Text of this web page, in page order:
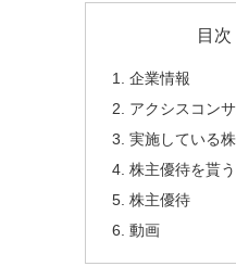
目次
企業情報
アクシスコン
実施している
株主優待を貰
株主優待
動画